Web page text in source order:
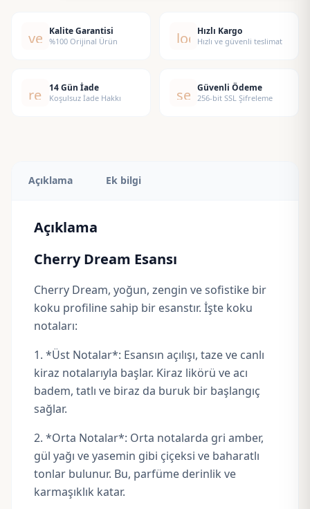
verified
Kalite Garantisi
%100 Orijinal Ürün local_shipping
Hızlı Kargo
Hızlı ve güvenli teslimat
replay14 Gün İade
Koşulsuz İade Hakkı security
Güvenli Ödeme
256-bit SSL Şifreleme
Açıklama Ek bilgi
Açıklama
Cherry Dream Esansı
Cherry Dream, yoğun, zengin ve sofistike bir
koku profiline sahip bir esanstır. İşte koku
notaları:
1. *Üst Notalar*: Esansın açılışı, taze ve canlı
kiraz notalarıyla başlar. Kiraz likörü ve acı
badem, tatlı ve biraz da buruk bir başlangıç
sağlar.
2. *Orta Notalar*: Orta notalarda gri amber,
gül yağı ve yasemin gibi çiçeksi ve baharatlı
tonlar bulunur. Bu, parfüme derinlik ve
karmaşıklık katar.